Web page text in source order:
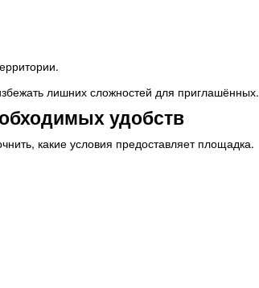
лишних сложностей для приглашённых.
удобств
какие условия предоставляет площадка.